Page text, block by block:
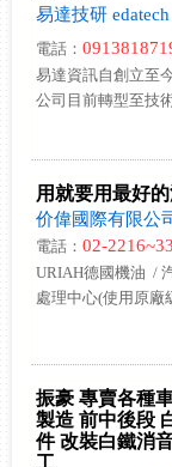
易達技研 edatech
電話：
易達資訊自創立至
公司目前轉型至技
用就要用最好
价偉國際有限公
電話： 02-
URIAH德國機油 /
處理中心(使用原廠
振豪 專賣各種
製造 前中後段
件 改裝白鐵消
工